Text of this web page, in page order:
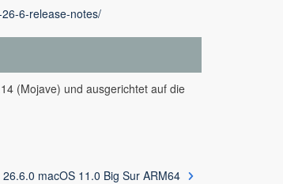
6-release-notes/
(Mojave) und ausgerichtet auf die
macOS 11.0 Big Sur ARM64